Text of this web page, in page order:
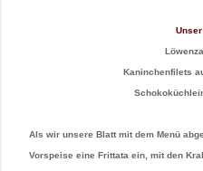
Kaninchenfilets
Als wir unsere Blatt mit dem Menü
Vorspeise eine Frittata ein, mit den